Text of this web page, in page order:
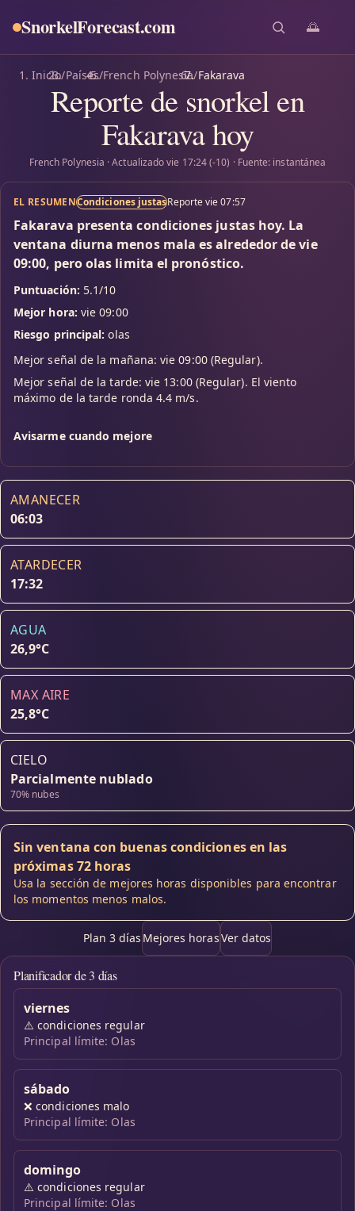
SnorkelForecast.com 🌅
Inicio/Países/French Polynesia/Fakarava
Reporte de snorkel en
Fakarava hoy
French Polynesia · Actualizado vie 17:24 (-10) · Fuente: instantánea
EL RESUMENCondiciones justasReporte vie 07:57
Fakarava presenta condiciones justas hoy. La
ventana diurna menos mala es alrededor de vie
09:00, pero olas limita el pronóstico.
Puntuación: 5.1/10
Mejor hora: vie 09:00
Riesgo principal: olas
Mejor señal de la mañana: vie 09:00 (Regular).
Mejor señal de la tarde: vie 13:00 (Regular). El viento
máximo de la tarde ronda 4.4 m/s.
Avisarme cuando mejore
AMANECER
06:03
ATARDECER
17:32
AGUA
26,9°C
MAX AIRE
25,8°C
CIELO
Parcialmente nublado
70% nubes
Sin ventana con buenas condiciones en las
próximas 72 horas
Usa la sección de mejores horas disponibles para encontrar
los momentos menos malos.
Plan 3 días Mejores horasVer datos
Planificador de 3 días
viernes
⚠️condiciones regular
Principal límite: Olas
sábado
❌condiciones malo
Principal límite: Olas
domingo
⚠️condiciones regular
Principal límite: Olas